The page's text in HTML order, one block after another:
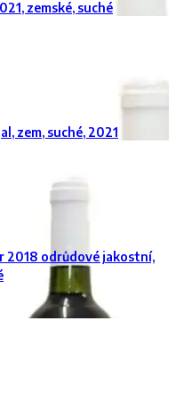
zemské, suché
zem, suché, 2021
2018 odrůdové jakostní,